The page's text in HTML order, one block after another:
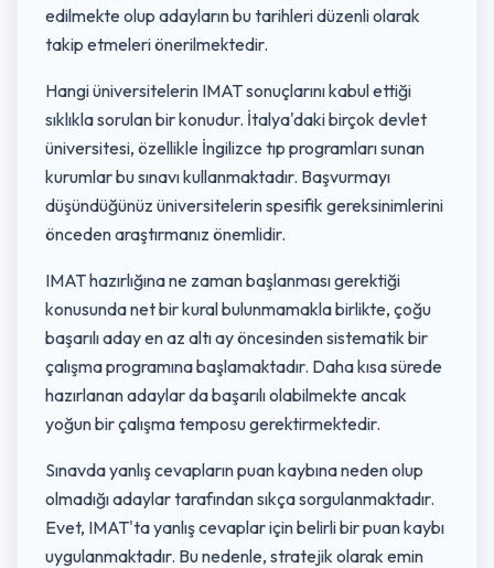
edilmekte olup adayların bu tarihleri düzenli olarak
takip etmeleri önerilmektedir.
Hangi üniversitelerin IMAT sonuçlarını kabul ettiği
sıklıkla sorulan bir konudur. İtalya'daki birçok devlet
üniversitesi, özellikle İngilizce tıp programları sunan
kurumlar bu sınavı kullanmaktadır. Başvurmayı
düşündüğünüz üniversitelerin spesifik gereksinimlerini
önceden araştırmanız önemlidir.
IMAT hazırlığına ne zaman başlanması gerektiği
konusunda net bir kural bulunmamakla birlikte, çoğu
başarılı aday en az altı ay öncesinden sistematik bir
çalışma programına başlamaktadır. Daha kısa sürede
hazırlanan adaylar da başarılı olabilmekte ancak
yoğun bir çalışma temposu gerektirmektedir.
Sınavda yanlış cevapların puan kaybına neden olup
olmadığı adaylar tarafından sıkça sorgulanmaktadır.
Evet, IMAT'ta yanlış cevaplar için belirli bir puan kaybı
uygulanmaktadır. Bu nedenle, stratejik olarak emin